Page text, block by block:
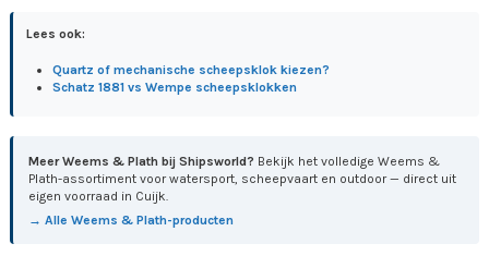
Lees ook:
Quartz of mechanische scheepsklok kiezen?
Schatz 1881 vs Wempe scheepsklokken
Meer Weems & Plath bij Shipsworld? Bekijk het volledige Weems &
Plath-assortiment voor watersport, scheepvaart en outdoor — direct uit
eigen voorraad in Cuijk.
→ Alle Weems & Plath-producten